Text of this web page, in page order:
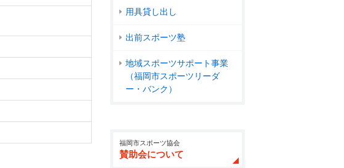
用具貸し出し
出前スポーツ塾
地域スポーツサポート事業
（福岡市スポーツリーダ
ー・バンク）
福岡市スポーツ協会
賛助会について